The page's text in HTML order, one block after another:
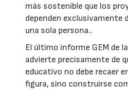
más sostenible que los
dependen exclusivamente
una sola persona..
El último informe GEM de
advierte precisamente de
educativo no debe recaer
figura, sino construirse